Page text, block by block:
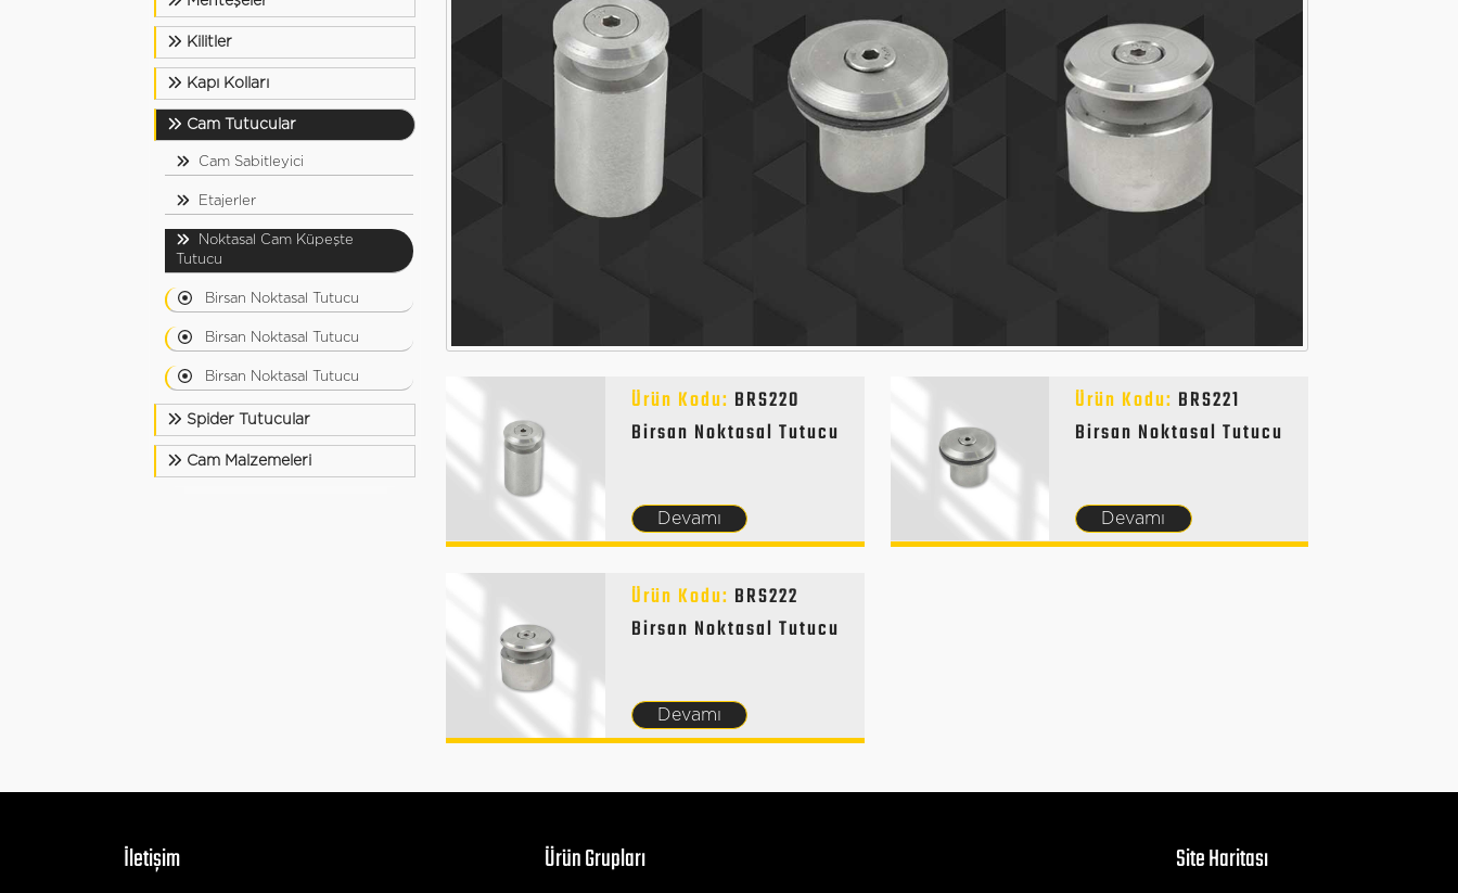
Kilitler
Kapı Kolları
Cam Tutucular
Cam Sabitleyici
Etajerler
Noktasal Cam Küpeşte
Tutucu
Birsan Noktasal Tutucu
Birsan Noktasal Tutucu
Birsan Noktasal Tutucu
Spider Tutucular
Cam Malzemeleri
Ürün Kodu: BRS220
Birsan Noktasal Tutucu
Devamı
Ürün Kodu: BRS221
Birsan Noktasal Tutucu
Devamı
Ürün Kodu: BRS222
Birsan Noktasal Tutucu
Devamı
İletişim Ürün Grupları Site Haritası